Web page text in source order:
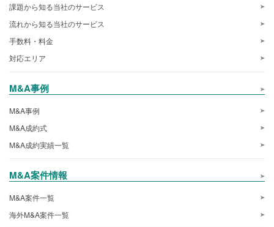
課題から知る当社のサービス
流れから知る当社のサービス
手数料・料金
対応エリア
M&A事例
M&A事例
M&A成約式
M&A成約実績一覧
M&A案件情報
M&A案件一覧
海外M&A案件一覧